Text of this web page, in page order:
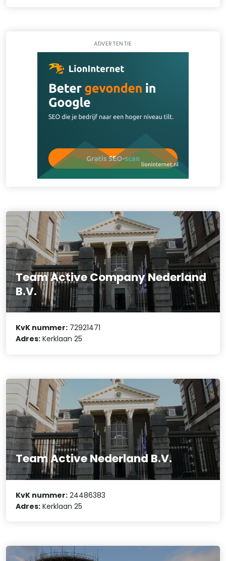
ADVERTENTIE
Team Active Company Nederland
B.V.
KvK nummer: 72921471
Adres: Kerklaan 25
Team Active Nederland B.V.
KvK nummer: 24486383
Adres: Kerklaan 25